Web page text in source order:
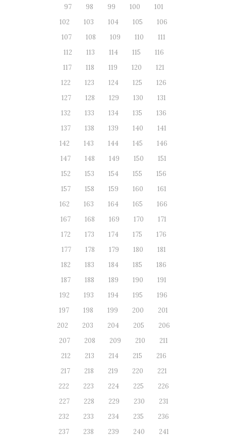
97
98 99 100
101
102
103 104 105
106
107
108 109 110
111
112
113 114 115
116
117
118 119 120
121
122
123 124 125
126
127
128 129 130
131
132
133 134 135
136
137
138 139 140
141
142
143 144 145
146
147
148 149 150
151
152
153 154 155
156
157
158 159 160
161
162
163 164 165
166
167
168 169 170
171
172
173 174 175
176
177
178 179 180
181
182
183 184 185
186
187
188 189 190
191
192
193 194 195
196
197
198 199 200
201
202
203 204 205
206
207
208 209 210
211
212
213 214 215
216
217
218 219 220
221
222
223 224 225
226
227
228 229 230
231
232
233 234 235
236
237
238 239 240
241